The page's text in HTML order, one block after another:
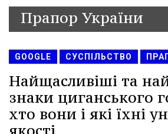
Прапор України
GOOGLE СУСПІЛЬСТВО
Найщасливіші та
знаки циганського
хто вони і які їхні